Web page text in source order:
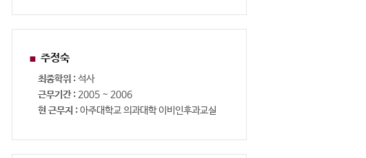
주정숙
최종학위 :석사
근무기간 : 2005 ~ 2006
현 근무지 :아주대학교 의과대학 이비인후과교실